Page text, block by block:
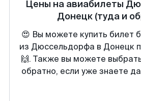
Цены на авиабилеты
Донецк (туда и
😍 Вы можете купить билет
из Дюссельдорфа в Донецк
🙌. Также вы можете
обратно, если уже знаете